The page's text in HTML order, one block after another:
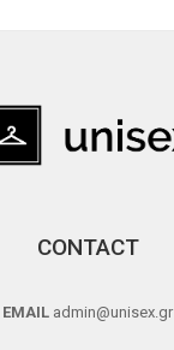
CONTACT
EMAIL admin@unisex.gr